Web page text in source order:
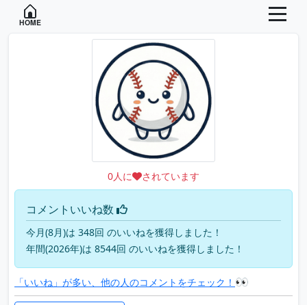
HOME
0人に されています
コメントいいね数
今月(8月)は 348回 のいいねを獲得しました！
年間(2026年)は 8544回 のいいねを獲得しました！
「いいね」が多い、他の人のコメントをチェック！ 👀